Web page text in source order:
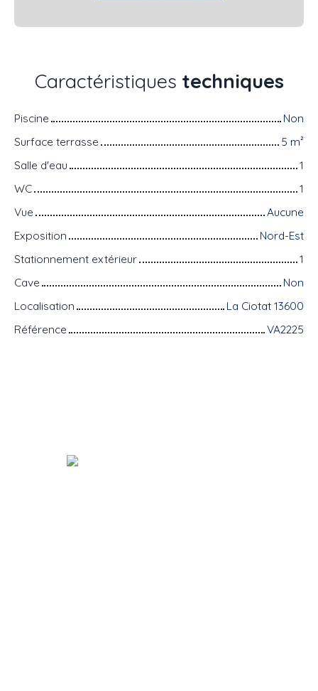
Caractéristiques techniques
Piscine
Non
Surface terrasse
5 m²
Salle d'eau
1
WC
1
Vue
Aucune
Exposition
Nord-Est
Stationnement extérieur
1
Cave
Non
Localisation
La Ciotat 13600
Référence
VA2225